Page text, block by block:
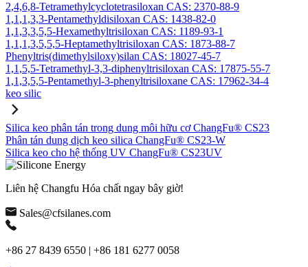
2,4,6,8-Tetramethylcyclotetrasiloxan CAS: 2370-88-9
1,1,1,3,3-Pentamethyldisiloxan CAS: 1438-82-0
1,1,3,3,5,5-Hexamethyltrisiloxan CAS: 1189-93-1
1,1,1,3,5,5,5-Heptamethyltrisiloxan CAS: 1873-88-7
Phenyltris(dimethylsiloxy)silan CAS: 18027-45-7
1,1,5,5-Tetramethyl-3,3-diphenyltrisiloxan CAS: 17875-55-7
1,1,3,5,5-Pentamethyl-3-phenyltrisiloxane CAS: 17962-34-4
keo silic
Silica keo phân tán trong dung môi hữu cơ ChangFu® CS23
Phân tán dung dịch keo silica ChangFu® CS23-W
Silica keo cho hệ thống UV ChangFu® CS23UV
Liên hệ Changfu Hóa chất ngay bây giờ!
Sales@cfsilanes.com
+86 27 8439 6550 | +86 181 6277 0058